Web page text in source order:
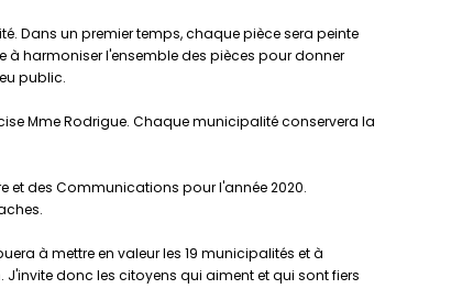
Dans un premier temps, chaque pièce sera peinte
à harmoniser l'ensemble des pièces pour donner
public.
Mme Rodrigue. Chaque municipalité conservera la
et des Communications pour l'année 2020.
à mettre en valeur les 19 municipalités et à
J'invite donc les citoyens qui aiment et qui sont fiers